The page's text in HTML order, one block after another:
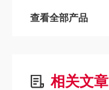
查看全部产品
相关文章